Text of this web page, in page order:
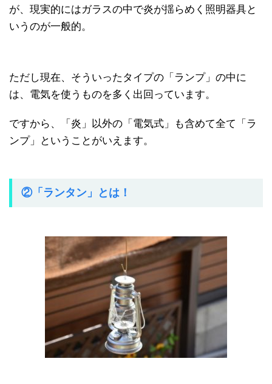
が、現実的にはガラスの中で炎が揺らめく照明器具と
いうのが一般的。
ただし現在、そういったタイプの「ランプ」の中に
は、電気を使うものを多く出回っています。
ですから、「炎」以外の「電気式」も含めて全て「ラ
ンプ」ということがいえます。
②「ランタン」とは！